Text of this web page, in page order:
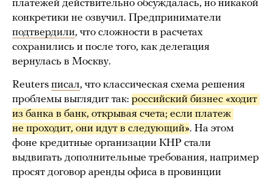
платежей действительно обсуждалась, но никакой
конкретики не озвучил. Предприниматели
подтвердили, что сложности в расчетах
сохранились и после того, как делегация
вернулась в Москву.
Reuters писал, что классическая схема решения
проблемы выглядит так: российский бизнес «ходит
из банка в банк, открывая счета; если платеж
не проходит, они идут в следующий». На этом
фоне кредитные организации КНР стали
выдвигать дополнительные требования, например
просят договор аренды офиса в провинции